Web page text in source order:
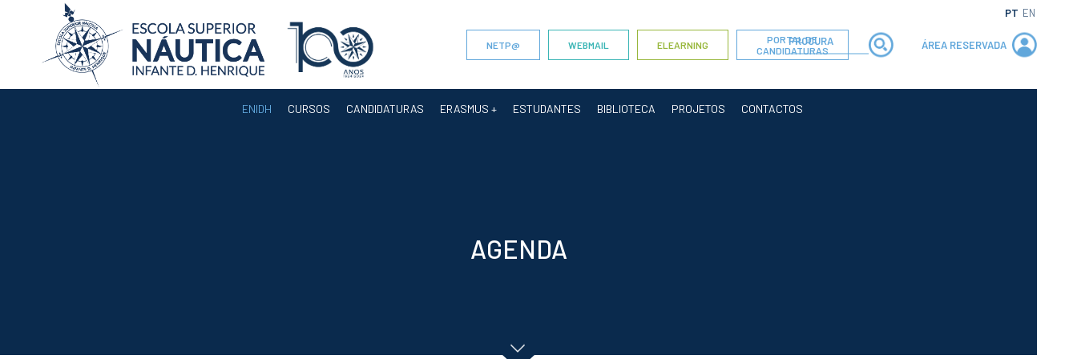
ÁREA RESERVADA
NETP@ WEBMAIL ELEARNING
PORTAL DE
CANDIDATURAS
PT EN
ENIDH CURSOS CANDIDATURAS ERASMUS + ESTUDANTES BIBLIOTECA PROJETOS CONTACTOS
AGENDA